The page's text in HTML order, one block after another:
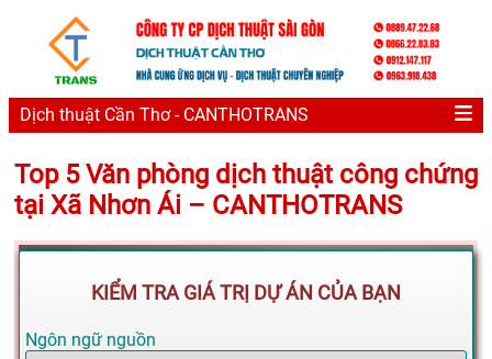
Dịch thuật Cần Thơ - CANTHOTRANS
Top 5 Văn phòng dịch thuật công chứng
tại Xã Nhơn Ái – CANTHOTRANS
KIỂM TRA GIÁ TRỊ DỰ ÁN CỦA BẠN
Ngôn ngữ nguồn